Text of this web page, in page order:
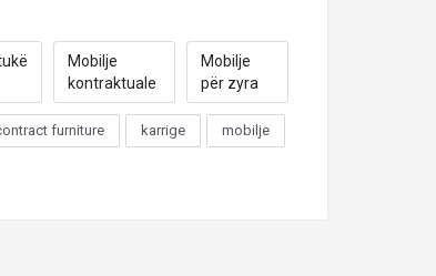
Mobilje
kontraktuale
Mobilje
për zyra
furniture karrige mobilje